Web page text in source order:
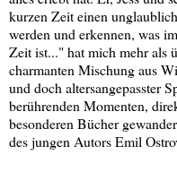
kurzen Zeit einen
werden und erkennen, was
Zeit ist..." hat mich mehr als
charmanten Mischung aus
und doch altersangepasster
berührenden Momenten,
besonderen Bücher
des jungen Autors Emil